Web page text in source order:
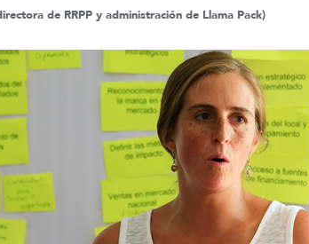
de RRPP y administración de Llama Pack)